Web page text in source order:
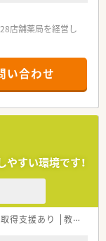
していただけま
、エステティシャン
ステを受けること
店舗薬局を経営し
方でも安心して勤務
い合わせ
すい環境です！
得支援あり 教育制度あり